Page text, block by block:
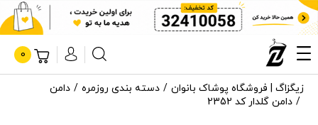
0
زیگزاگ | فروشگاه پوشاک بانوان دسته بندی روزمره
دامن
دامن گلدار کد 2352